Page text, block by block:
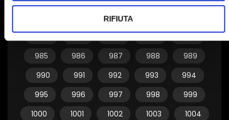
RIFIUTA
977
985
986 987 988
989
990
991 992 993
994
995
996 997 998
999
1000
1001 1002 1003
1004